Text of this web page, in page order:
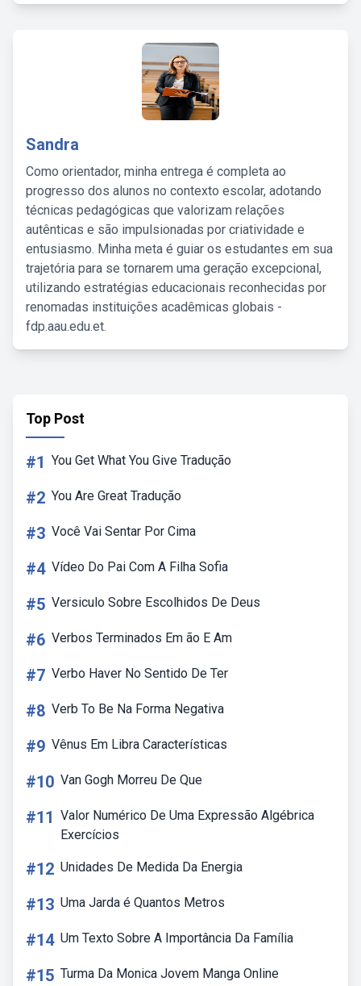
Sandra
Como orientador, minha entrega é completa ao
progresso dos alunos no contexto escolar, adotando
técnicas pedagógicas que valorizam relações
autênticas e são impulsionadas por criatividade e
entusiasmo. Minha meta é guiar os estudantes em sua
trajetória para se tornarem uma geração excepcional,
utilizando estratégias educacionais reconhecidas por
renomadas instituições acadêmicas globais -
fdp.aau.edu.et.
Top Post
#1 You Get What You Give Tradução
#2 You Are Great Tradução
#3 Você Vai Sentar Por Cima
#4 Vídeo Do Pai Com A Filha Sofia
#5 Versiculo Sobre Escolhidos De Deus
#6 Verbos Terminados Em ão E Am
#7 Verbo Haver No Sentido De Ter
#8 Verb To Be Na Forma Negativa
#9 Vênus Em Libra Características
#10 Van Gogh Morreu De Que
#11 Valor Numérico De Uma Expressão Algébrica
Exercícios
#12 Unidades De Medida Da Energia
#13 Uma Jarda é Quantos Metros
#14 Um Texto Sobre A Importância Da Família
#15 Turma Da Monica Jovem Manga Online